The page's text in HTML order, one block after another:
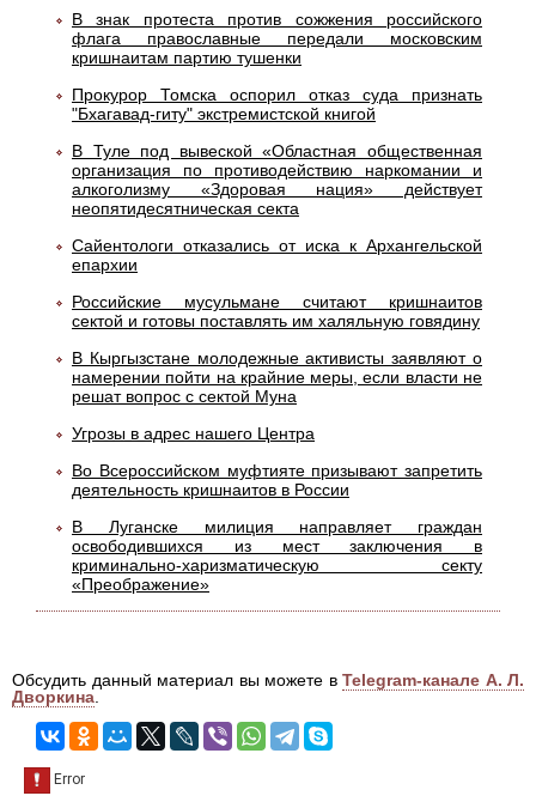
В знак протеста против сожжения российского
флага православные передали московским
кришнаитам партию тушенки
Прокурор Томска оспорил отказ суда признать
"Бхагавад-гиту" экстремистской книгой
В Туле под вывеской «Областная общественная
организация по противодействию наркомании и
алкоголизму «Здоровая нация» действует
неопятидесятническая секта
Сайентологи отказались от иска к Архангельской
епархии
Российские мусульмане считают кришнаитов
сектой и готовы поставлять им халяльную говядину
В Кыргызстане молодежные активисты заявляют о
намерении пойти на крайние меры, если власти не
решат вопрос с сектой Муна
Угрозы в адрес нашего Центра
Во Всероссийском муфтияте призывают запретить
деятельность кришнаитов в России
В Луганске милиция направляет граждан
освободившихся из мест заключения в
криминально-харизматическую секту
«Преображение»
Обсудить данный материал вы можете в Telegram-канале А. Л.
Дворкина